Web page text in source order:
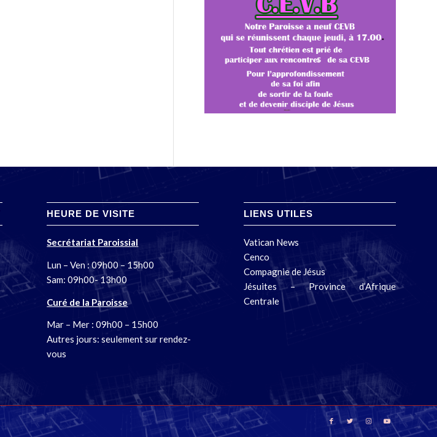
HEURE DE VISITE
Secrétariat Paroissial
Lun – Ven : 09h00 – 15h00
Sam: 09h00- 13h00
Curé de la Paroisse
Mar – Mer : 09h00 – 15h00
Autres jours: seulement sur rendez-
vous
LIENS UTILES
Vatican News
Cenco
Compagnie de Jésus
Jésuites – Province d’Afrique
Centrale